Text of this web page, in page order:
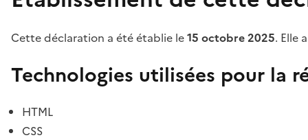
Cette déclaration a été établie le15 octobre 2025. Elle
Technologies utilisées pour la
HTML
CSS